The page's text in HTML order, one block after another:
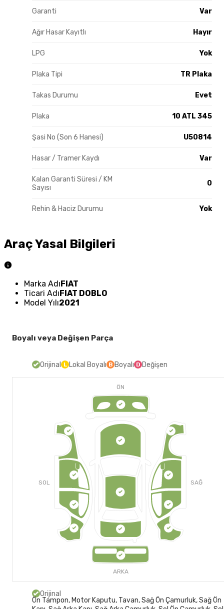
Garanti Var
Ağır Hasar Kayıtlı Hayır
LPG Yok
Plaka Tipi TR Plaka
Takas Durumu Evet
Plaka 10 ATL 345
Şasi No (Son 6 Hanesi) U50814
Hasar / Tramer Kaydı Var
Kalan Garanti Süresi / KM
Sayısı
0
Rehin & Haciz Durumu Yok
Araç Yasal Bilgileri
Marka AdıFIAT
Ticari AdıFIAT DOBLO
Model Yılı2021
Boyalı veya Değişen Parça
Orijinal L Lokal Boyalı B Boyalı D Değişen
ÖN
SOL SAĞ
ARKA
Orijinal
Ön Tampon, Motor Kaputu, Tavan, Sağ Ön Çamurluk, Sağ Ön